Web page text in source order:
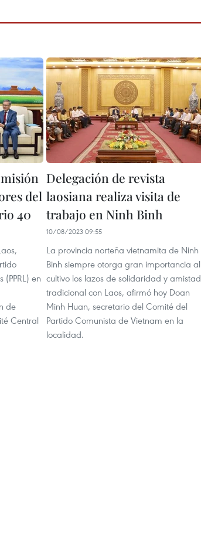
del
40
en
de
Central
Delegación de revista
laosiana realiza visita de
trabajo en Ninh Binh
10/08/2023 09:55
La provincia norteña vietnamita de Ninh
Binh siempre otorga gran importancia al
cultivo los lazos de solidaridad y amistad
tradicional con Laos, afirmó hoy Doan
Minh Huan, secretario del Comité del
Partido Comunista de Vietnam en la
localidad.